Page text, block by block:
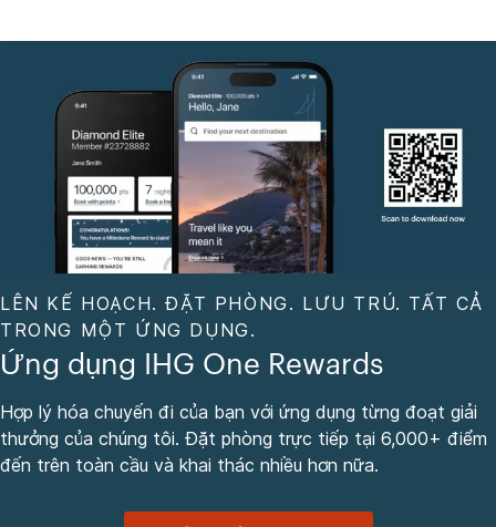
LÊN KẾ HOẠCH. ĐẶT PHÒNG. LƯU TRÚ. TẤT CẢ
TRONG MỘT ỨNG DỤNG.
Ứng dụng IHG One Rewards
Hợp lý hóa chuyến đi của bạn với ứng dụng từng đoạt giải
thưởng của chúng tôi. Đặt phòng trực tiếp tại 6,000+ điểm
đến trên toàn cầu và khai thác nhiều hơn nữa.